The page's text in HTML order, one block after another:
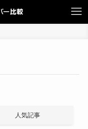
人気記事